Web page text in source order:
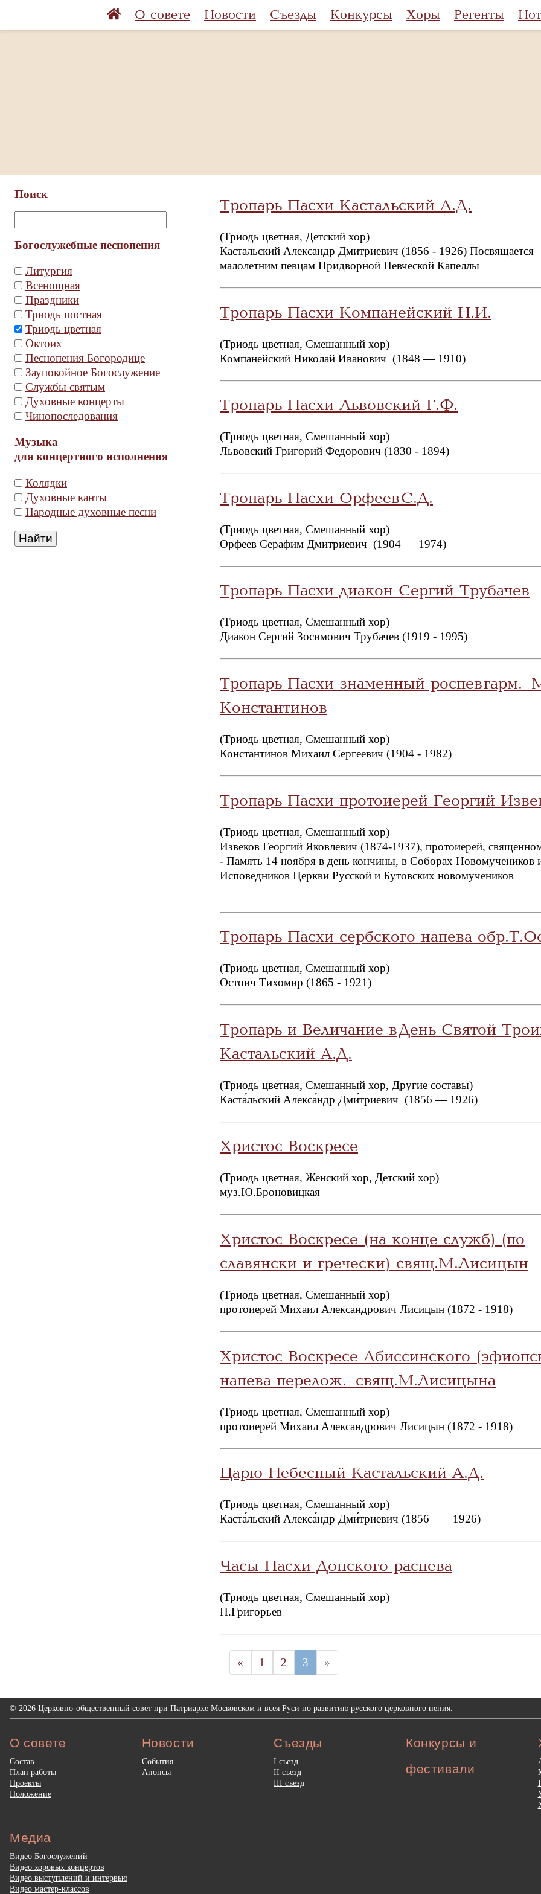
О совете Новости Съезды Конкурсы Хоры Регенты
Поиск
Богослужебные песнопения
Литургия
Всенощная
Праздники
Триодь постная
Триодь цветная
Октоих
Песнопения Богородице
Заупокойное Богослужение
Службы святым
Духовные концерты
Чинопоследования
Музыка
для концертного исполнения
Колядки
Духовные канты
Народные духовные песни
Тропарь Пасхи Кастальский А.Д.
(Триодь цветная, Детский хор)
Кастальский Александр Дмитриевич (1856 - 1926) Посвящается
малолетним певцам Придворной Певческой Капеллы
Тропарь Пасхи Компанейский Н.И.
(Триодь цветная, Смешанный хор)
Компанейский Николай Иванович (1848 — 1910)
Тропарь Пасхи Львовский Г.Ф.
(Триодь цветная, Смешанный хор)
Львовский Григорий Федорович (1830 - 1894)
Тропарь Пасхи Орфеев С.Д.
(Триодь цветная, Смешанный хор)
Орфеев Серафим Дмитриевич (1904 — 1974)
Тропарь Пасхи диакон Сергий Трубачев
(Триодь цветная, Смешанный хор)
Диакон Сергий Зосимович Трубачев (1919 - 1995)
Тропарь Пасхи знаменный роспев гарм.
Константинов
(Триодь цветная, Смешанный хор)
Константинов Михаил Сергеевич (1904 - 1982)
Тропарь Пасхи протоиерей Георгий
(Триодь цветная, Смешанный хор)
Извеков Георгий Яковлевич (1874-1937), протоиерей,
- Память 14 ноября в день кончины, в Соборах Новомучеников
Исповедников Церкви Русской и Бутовских новомучеников
Тропарь Пасхи сербского напева
(Триодь цветная, Смешанный хор)
Остоич Тихомир (1865 - 1921)
Тропарь и Величание в День Святой
Кастальский А.Д.
(Триодь цветная, Смешанный хор, Другие составы)
Каста́льский Алекса́ндр Дми́триевич (1856 — 1926)
Христос Воскресе
(Триодь цветная, Женский хор, Детский хор)
муз.Ю.Броновицкая
Христос Воскресе (на конце служб) (по
славянски и гречески) свящ.М.Лисицын
(Триодь цветная, Смешанный хор)
протоиерей Михаил Александрович Лисицын (1872 - 1918)
Христос Воскресе Абиссинского
напева перелож. свящ.М.Лисицына
(Триодь цветная, Смешанный хор)
протоиерей Михаил Александрович Лисицын (1872 - 1918)
Царю Небесный Кастальский А.Д.
(Триодь цветная, Смешанный хор)
Каста́льский Алекса́ндр Дми́триевич (1856 — 1926)
Часы Пасхи Донского распева
(Триодь цветная, Смешанный хор)
П.Григорьев
« 1 2 3 »
© 2026 Церковно-общественный совет при Патриархе Московском и всея Руси по развитию русского церковного пения.
О совете
Состав
План работы
Проекты
Положение
Новости
События
Анонсы
Съезды
I съезд
II съезд
III съезд
Конкурсы и
фестивали
Медиа
Видео Богослужений
Видео хоровых концертов
Видео выступлений и интервью
Видео мастер-классов